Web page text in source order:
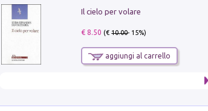
Il cielo per volare
€ 8.50 (€10.00- 15%)
aggiungi al carrello